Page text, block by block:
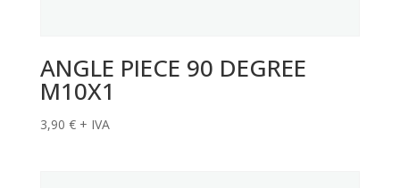
ANGLE PIECE 90 DEGREE
M10X1
3,90 € + IVA